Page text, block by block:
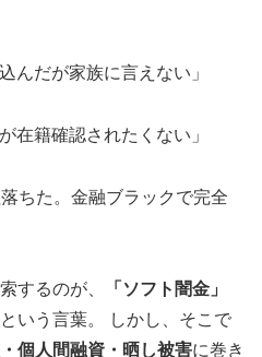
んだが家族に言えない」
在籍確認されたくない」
ちた。金融ブラックで完全
するのが、
「ソフト闇金」
という言葉。 しかし、そこで
個人間融資・晒し被害に巻き